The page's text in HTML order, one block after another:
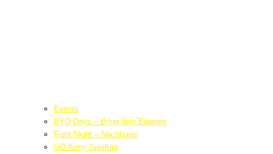
Events
BYO Days – Bring dein Eigenes
Fight Night – Nachtspiel
GO Army Spieltag